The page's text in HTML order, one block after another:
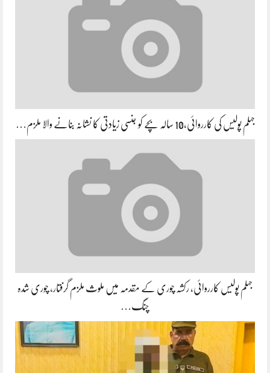
جہلم پولیس کی کارروائی،10 سالہ بچے کو جنسی زیادتی کا نشانہ بنانے والا ملزم…
جہلم پولیس کارروائی، رکشہ چوری کے مقدمہ میں ملوث ملزم گرفتار، چوری شدہ
چنگ…